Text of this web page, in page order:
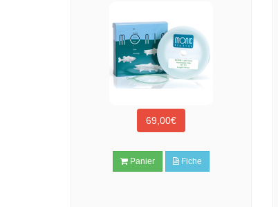
69,00€
Panier Fiche